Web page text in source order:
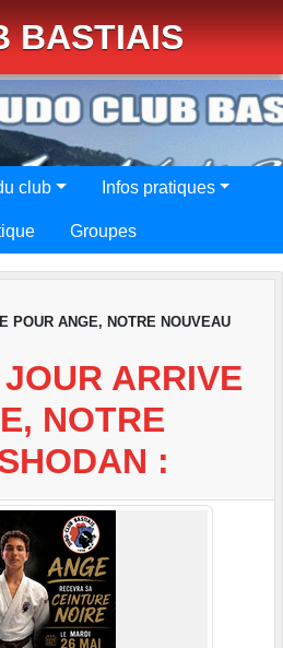
BASTIAIS
club Infos pratiques
Groupes
POUR ANGE, NOTRE NOUVEAU
ARRIVE
NOTRE
: